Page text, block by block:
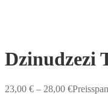
Dzinudzezi
23,00 € – 28,00 €